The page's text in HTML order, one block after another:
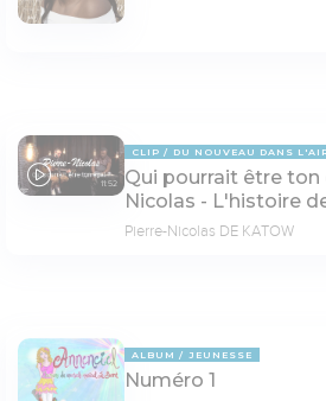
11:52
CLIP DU NOUVEAU DANS
Qui pourrait être ton
Nicolas - L'histoire
Pierre-Nicolas DE KATOW
ALBUM JEUNESSE
Numéro 1